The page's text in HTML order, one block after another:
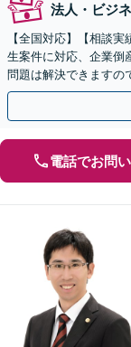
法人・ビジ
【全国対応】【相談
生案件に対応、企業倒
問題は解決できますの
ょう【初回相談無料】
電話でお問